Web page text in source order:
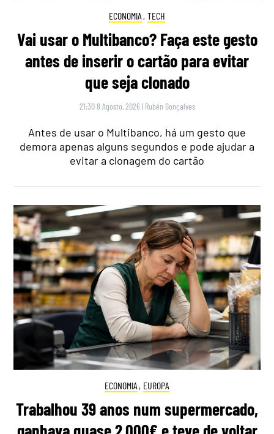
ECONOMIA , TECH
Vai usar o Multibanco? Faça este gesto
antes de inserir o cartão para evitar
que seja clonado
21:30 8 Agosto, 2026 | Rubén Gonçalves
Antes de usar o Multibanco, há um gesto que
demora apenas alguns segundos e pode ajudar a
evitar a clonagem do cartão
ECONOMIA , EUROPA
Trabalhou 39 anos num supermercado,